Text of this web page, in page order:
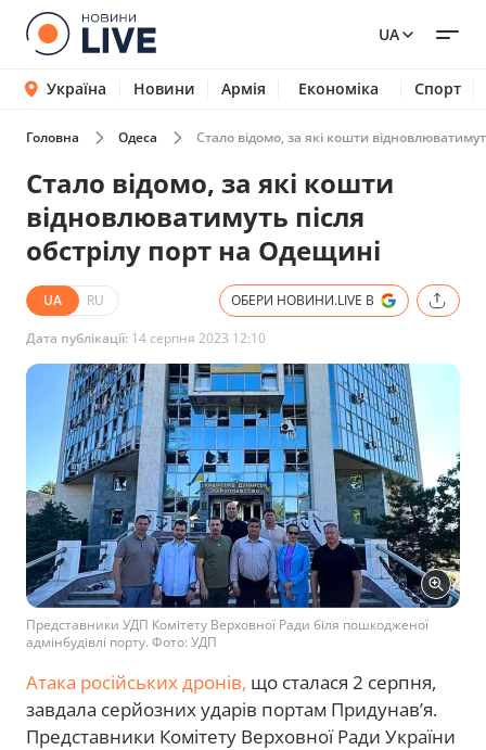
UA
Україна Новини Армія Економіка Спорт
Головна Одеса Стало відомо, за які кошти
Стало відомо, за які кошти
відновлюватимуть після
обстрілу порт на Одещині
UA RU ОБЕРИ НОВИНИ.LIVE В
Дата публікації: 14 серпня 2023 12:10
Представники УДП Комітету Верховної Ради біля пошкодженої
адмінбудівлі порту. Фото: УДП
Атака російських дронів, що сталася 2 серпня,
завдала серйозних ударів портам Придунав’я.
Представники Комітету Верховної Ради України